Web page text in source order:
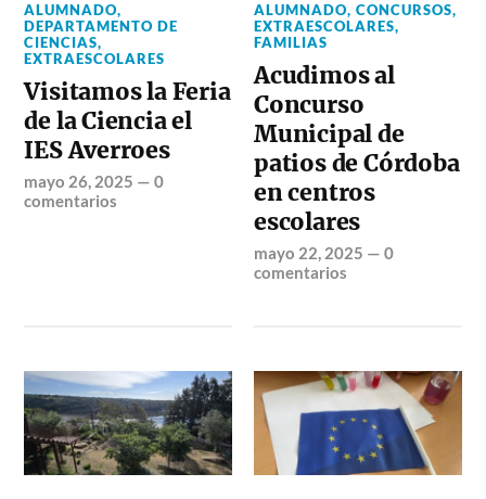
ALUMNADO,
DEPARTAMENTO DE
CIENCIAS,
EXTRAESCOLARES
Visitamos la Feria
de la Ciencia el
IES Averroes
mayo 26, 2025 —0
comentarios
ALUMNADO,CONCURSOS,
EXTRAESCOLARES,
FAMILIAS
Acudimos al
Concurso
Municipal de
patios de Córdoba
en centros
escolares
mayo 22, 2025 —0
comentarios